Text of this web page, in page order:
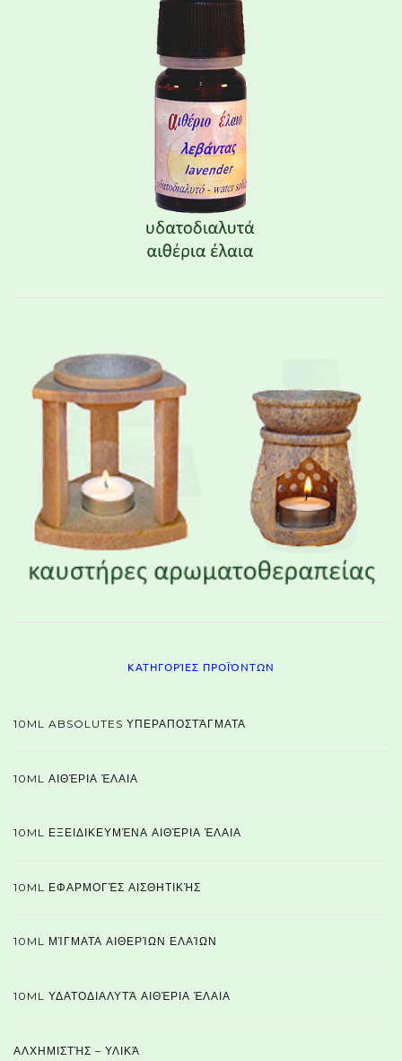
ΚΑΤΗΓΟΡΊΕΣ ΠΡΟΪΌΝΤΩΝ
10ML ABSOLUTES ΥΠΕΡΑΠΟΣΤΆΓΜΑΤΑ
10ML ΑΙΘΈΡΙΑ ΈΛΑΙΑ
10ML ΕΞΕΙΔΙΚΕΥΜΈΝΑ ΑΙΘΈΡΙΑ ΈΛΑΙΑ
10ML ΕΦΑΡΜΟΓΈΣ ΑΙΣΘΗΤΙΚΉΣ
10ML ΜΊΓΜΑΤΑ ΑΙΘΕΡΊΩΝ ΕΛΑΊΩΝ
10ML ΥΔΑΤΟΔΙΑΛΥΤΆ ΑΙΘΈΡΙΑ ΈΛΑΙΑ
ΑΛΧΗΜΙΣΤΉΣ – ΥΛΙΚΆ